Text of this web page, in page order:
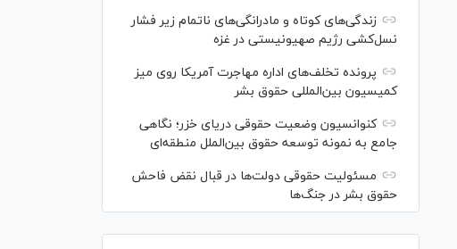
زندگی‌های کوتاه و مادرانگی‌های ناتمام زیر فشار
نسل‌کشی رژیم صهیونیستی در غزه
پرونده تخلف‌های اداره مهاجرت آمریکا روی میز
کمیسیون بین‌المللی حقوق بشر
کنوانسیون وضعیت حقوقی دریای خزر؛ نگاهی
جامع به نمونه توسعه حقوق بین‌الملل منطقه‌ای
مسئولیت حقوقی دولت‌ها در قبال نقض‌ فاحش
حقوق بشر در جنگ‌ها